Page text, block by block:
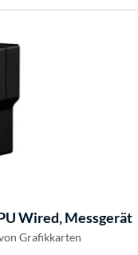
Wired, Messgerät
Grafikkarten